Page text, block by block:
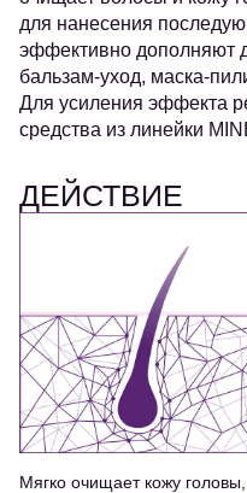
для нанесения
эффективно дополняют
бальзам-уход, маска-
Для усиления эффекта
средства из линейки
ДЕЙСТВИЕ
Мягко очищает кожу головы,